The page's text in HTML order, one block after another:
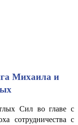
Михаила и
Сил во главе с
сотрудничества с